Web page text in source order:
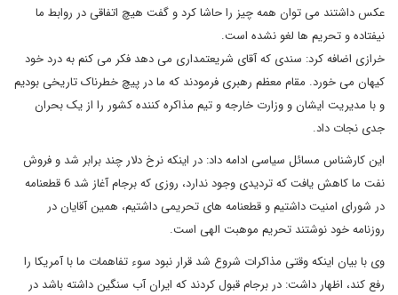
عکس داشتند می توان همه چیز را حاشا کرد و گفت هیچ اتفاقی در روابط ما
نیفتاده و تحریم ها لغو نشده است.
خرازی اضافه کرد: سندی که آقای شریعتمداری می دهد فکر می کنم به درد خود
کیهان می خورد. مقام معظم رهبری فرمودند که ما در پیچ خطرناک تاریخی بودیم
و با مدیریت ایشان و وزارت خارجه و تیم مذاکره کننده کشور را از یک بحران
جدی نجات داد.
این کارشناس مسائل سیاسی ادامه داد: در اینکه نرخ دلار چند برابر شد و فروش
نفت ما کاهش یافت که تردیدی وجود ندارد، روزی که برجام آغاز شد 6 قطعنامه
در شورای امنیت داشتیم و قطعنامه های تحریمی داشتیم، همین آقایان در
روزنامه خود نوشتند تحریم موهبت الهی است.
وی با بیان اینکه وقتی مذاکرات شروع شد قرار نبود سوء تفاهمات ما با آمریکا را
رفع کند، اظهار داشت: در برجام قبول کردند که ایران آب سنگین داشته باشد در